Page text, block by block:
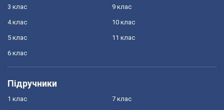
3 клас
4 клас
5 клас
6 клас
9 клас
10 клас
11 клас
Підручники
1 клас 7 клас